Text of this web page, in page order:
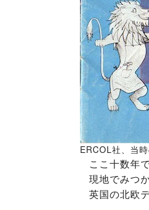
ERCOL社、当
ここ十数年
現地でみつ
英国の北欧